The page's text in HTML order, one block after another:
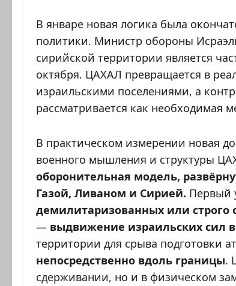
В январе новая логика была
политики. Министр обороны
сирийской территории является
октября. ЦАХАЛ превращается в
израильскими поселениями, а
рассматривается как необходимая
В практическом измерении новая
военного мышления и структуры
оборонительная модель,
Газой, Ливаном и Сирией. Первый
демилитаризованных или строго
— выдвижение израильских сил
территории для срыва подготовки
непосредственно вдоль границы.
сдерживании, но и в физическом